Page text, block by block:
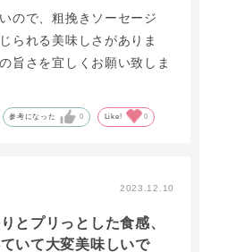
ので、粗挽きソーセージ
られる美味しさがありま
旨さを宜しくお願い致しま
参考になった 0 Like! 0
2023.12.10
とプリっとした食感、
いて大変美味しいで